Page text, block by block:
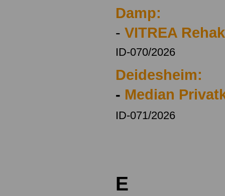
Damp:
- VITREA
ID-070/2026
Deidesheim:
- Median
ID-071/2026
E